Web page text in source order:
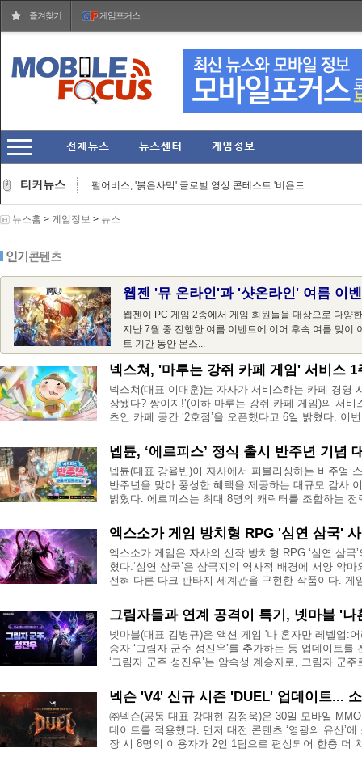
즐겨찾기 게임포커스
티커뉴스
그라비티, '라그나로크 온라인' 론칭 24주년 기념 축...
펄어비스, '붉은사막' 글로벌 영상 콘테스트 '비욘드 ...
엔씨, '게임스컴 2026'서 '프로젝트 본파이어' 등 신...
'마인크래프트' 닌텐도 스위치2 버전 10월 27일 출시 ...
핑크퐁 '아기상어', 그라비티 '라그나로크 온라인' & ...
그라비티, '라그나로크 온라인' 론칭 24주년 기념 축...
뉴스홈 > 게임정보 > 뉴스
웹젠 '뮤 온라인'과 '샷온라인' 여름 이
웹젠이 PC 게임 2종에서 게임 회원들을 대상으로 다양
지난 7월 중 진행한 여름 이벤트에 이어 후속 여름 맞이
트 기간 동안 몬스...
넥스쳐, '마루는 강쥐 카페 게임' 서비스
넥스쳐(대표 이대훈)는 자사가 서비스하는 카페 경영
장됐다? 짱이지!’(이하 마루는 강쥐 카페 게임)의 서
츠인 카페 공간 ‘2호점’을 오픈했다고 6일 밝혔다. 이
넵튠, ‘에르피스’ 정식 출시 반주년 기념
넵튠(대표 강율빈)이 자사에서 퍼블리싱하는 비주얼
반주년을 맞아 풍성한 혜택을 제공하는 대규모 감사
밝혔다. 에르피스는 최대 8명의 캐릭터를 조합하는
엑스소가 게임 방치형 RPG '심연 삼국'
엑스소가 게임은 자사의 신작 방치형 RPG ‘심연 삼
혔다.‘심연 삼국’은 삼국지의 역사적 배경에 서양 악
전혀 다른 다크 판타지 세계관을 구현한 작품이다. 게
그림자들과 연계 공격이 특기, 넷마블 '
넷마블(대표 김병규)은 액션 게임 '나 혼자만 레벨업:
승자 ‘그림자 군주 성진우’를 추가하는 등 업데이트
‘그림자 군주 성진우’는 암속성 계승자로, 그림자 군
넥슨 'V4' 신규 시즌 'DUEL' 업데이트...
㈜넥슨(공동 대표 강대현∙김정욱)은 30일 모바일
데이트를 적용했다. 먼저 대전 콘텐츠 ‘영광의 유산’
장 시 8명의 이용자가 2인 1팀으로 편성되어 한층 더